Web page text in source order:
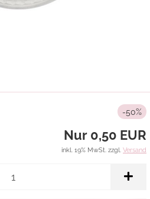
-50%
Nur 0,50 EUR
inkl. 19% MwSt. zzgl. Versand